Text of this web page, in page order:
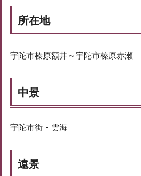
所在地
宇陀市榛原額井～宇陀市榛原赤瀬
中景
宇陀市街・雲海
遠景